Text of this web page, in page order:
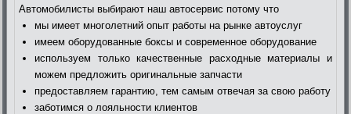
Автомобилисты выбирают наш автосервис потому что
мы имеет многолетний опыт работы на рынке автоуслуг
имеем оборудованные боксы и современное оборудование
используем только качественные расходные материалы и
можем предложить оригинальные запчасти
предоставляем гарантию, тем самым отвечая за свою работу
заботимся о лояльности клиентов